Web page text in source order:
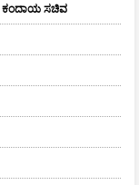
ಕಂದಾಯ ಸಚಿವ